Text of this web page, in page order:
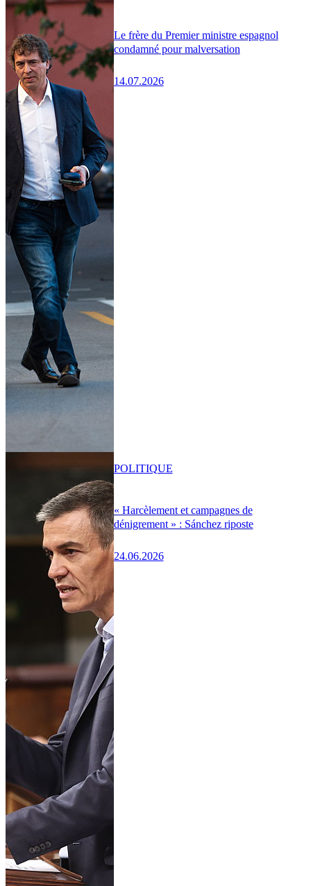
Le frère du Premier ministre espagnol
condamné pour malversation
14.07.2026
« Harcèlement et campagnes de
dénigrement » : Sánchez riposte
24.06.2026
POLITIQUE